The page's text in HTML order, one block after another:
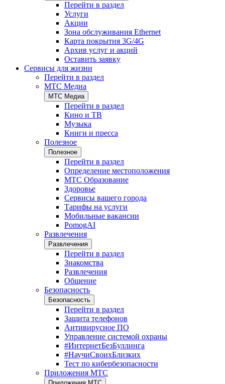
Перейти в раздел
Услуги
Акции
Зона обслуживания Ethernet
Карта покрытия 3G/4G
Архив услуг и акций
Оставить заявку
Сервисы для жизни
Перейти в раздел
МТС Медиа
МТС Медиа
Перейти в раздел
Кино и ТВ
Музыка
Книги и пресса
Полезное
Полезное
Перейти в раздел
Определение местоположения
МТС Образование
Здоровье
Сервисы вашего города
Тарифы на услуги
Мобильные вакансии
PomogAI
Развлечения
Развлечения
Перейти в раздел
Знакомства
Развлечения
Общение
Безопасность
Безопасность
Перейти в раздел
Защита телефонов
Антивирусное ПО
Управление системой охраны
#ИнтернетБезБуллинга
#НаучиСвоихБлизких
Тест по кибербезопасности
Приложения МТС